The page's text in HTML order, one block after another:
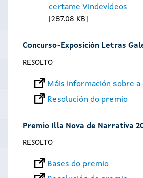
certame Vindevídeos
287.08 KB
Concurso-Exposición Letras
RESOLTO
Máis información sobre
Resolución do premio
Premio Illa Nova de Narrativa
RESOLTO
Bases do premio